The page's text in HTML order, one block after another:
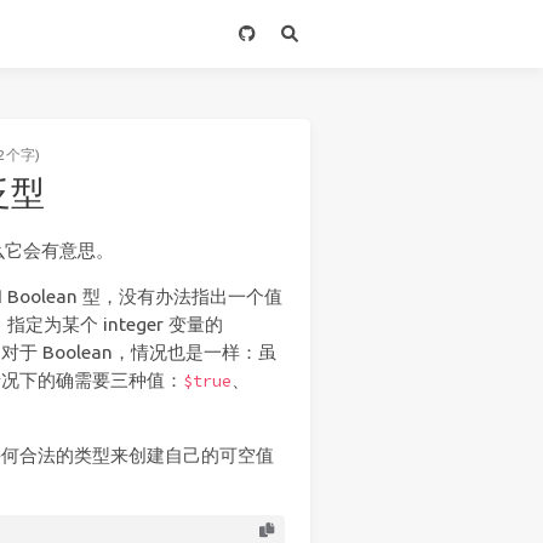
个字)
型
会有意思。
型，没有办法指出一个值
指定为某个 integer 变量的
于 Boolean，情况也是一样：虽
下的确需要三种值： $true
合法的类型来创建自己的可空值